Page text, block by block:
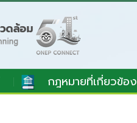
กฎหมายที่เกี่ยวข้อง